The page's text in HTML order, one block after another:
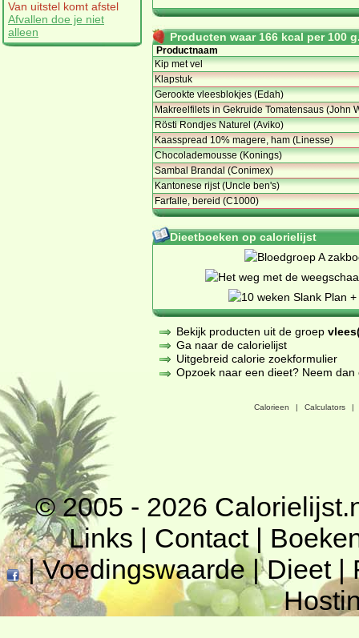
Van uitstel komt afstel
Afvallen doe je niet
alleen
Producten waar 166 kcal per 100
Productnaam
Kip met vel
Klapstuk
Gerookte vleesblokjes (Edah)
Makreelfilets in Gekruide Tomatensaus (John
Rösti Rondjes Naturel (Aviko)
Kaasspread 10% magere, ham (Linesse)
Chocolademousse (Konings)
Sambal Brandal (Conimex)
Kantonese rijst (Uncle ben's)
Farfalle, bereid (C1000)
Dieetboeken op calorielijst
Bekijk producten uit de groep
Ga naar de calorielijst
Uitgebreid calorie zoekformulier
Opzoek naar een dieet? Neem
Calorieen | Calculators |
© 2005 - 2026
Links | Contact|
|Voedingswaarde|Dieet|